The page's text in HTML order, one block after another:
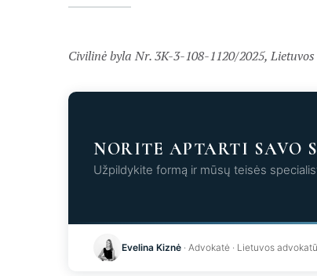
Civilinė byla Nr. 3K-3-108-1120/2025,
NORITE APTARTI SAVO
Užpildykite formą ir mūsų teisės
Evelina Kiznė · Advokatė · Lietuvos